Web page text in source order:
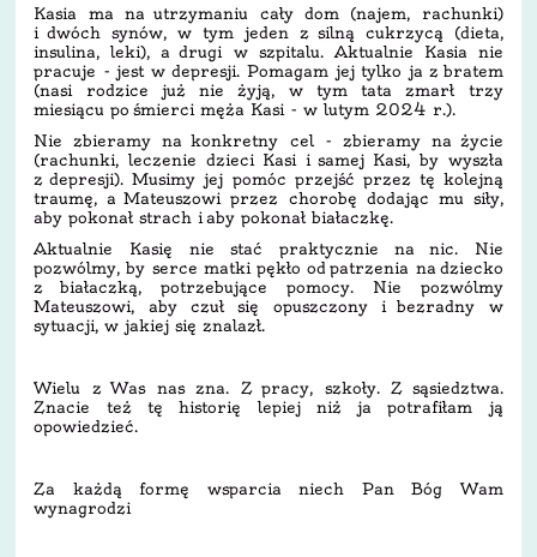
Kasia ma na utrzymaniu cały dom (najem, rachunki)
i dwóch synów, w tym jeden z silną cukrzycą (dieta,
insulina, leki), a drugi w szpitalu. Aktualnie Kasia nie
pracuje - jest w depresji. Pomagam jej tylko ja z bratem
(nasi rodzice już nie żyją, w tym tata zmarł trzy
miesiącu po śmierci męża Kasi - w lutym 2024 r.).
Nie zbieramy na konkretny cel - zbieramy na życie
(rachunki, leczenie dzieci Kasi i samej Kasi, by wyszła
z depresji). Musimy jej pomóc przejść przez tę kolejną
traumę, a Mateuszowi przez chorobę dodając mu siły,
aby pokonał strach i aby pokonał białaczkę.
Aktualnie Kasię nie stać praktycznie na nic. Nie
pozwólmy, by serce matki pękło od patrzenia na dziecko
z białaczką, potrzebujące pomocy. Nie pozwólmy
Mateuszowi, aby czuł się opuszczony i bezradny w
sytuacji, w jakiej się znalazł.
Wielu z Was nas zna. Z pracy, szkoły. Z sąsiedztwa.
Znacie też tę historię lepiej niż ja potrafiłam ją
opowiedzieć.
Za każdą formę wsparcia niech Pan Bóg Wam
wynagrodzi